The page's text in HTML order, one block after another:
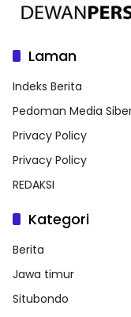
Laman
Indeks Berita
Pedoman Media
Privacy Policy
Privacy Policy
REDAKSI
Kategori
Berita
Jawa timur
Situbondo